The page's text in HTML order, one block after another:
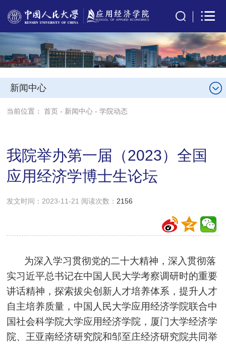
新闻中心
当前位置：首页 - 新闻中心 -学院动态
我院举办第一届（2023）全国
应用经济学博士生论坛
发文时间：2023-11-21 阅读次数： 2156
为深入学习贯彻党的二十大精神，深入贯彻落
实习近平总书记在中国人民大学考察调研时的重要
讲话精神，探索拔尖创新人才培养体系，提升人才
自主培养质量，中国人民大学应用经济学院联合中
国社会科学院大学应用经济学院，厦门大学经济学
院、王亚南经济研究院和邹至庄经济研究院共同举